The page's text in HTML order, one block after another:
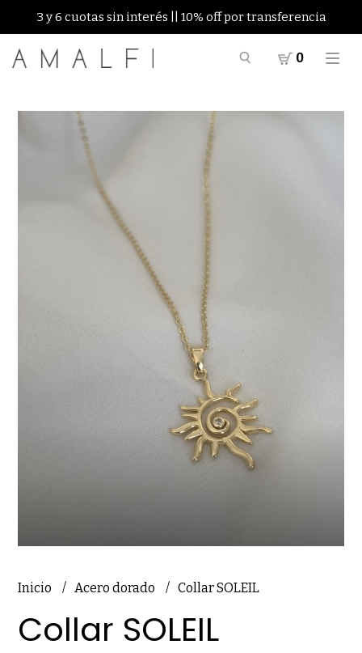
3 y 6 cuotas sin interés || 10% off por transferencia
0
Inicio Acero dorado Collar SOLEIL
Collar SOLEIL